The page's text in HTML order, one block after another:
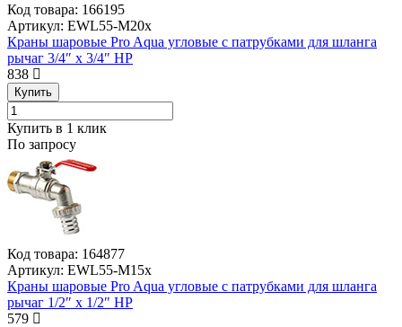
Код товара: 166195
Артикул: EWL55-M20x
Краны шаровые Pro Aqua угловые с патрубками для шланга
рычаг 3/4″ x 3/4″ НР
838
Купить
Купить в 1 клик
По запросу
Код товара: 164877
Артикул: EWL55-M15x
Краны шаровые Pro Aqua угловые с патрубками для шланга
рычаг 1/2″ x 1/2″ НР
579